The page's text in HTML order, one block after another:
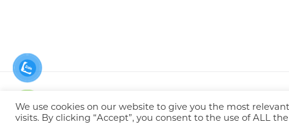
We use cookies on our website to give you the most
visits. By clicking “Accept”, you consent to the use of ALL